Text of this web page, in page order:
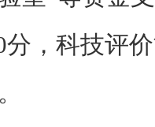
分，科技评